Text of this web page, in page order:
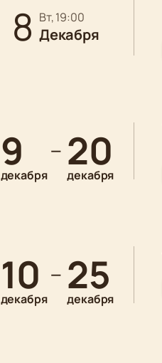
8 вт, 19:00
Декабря
9
декабря
— 20
декабря
10
декабря
— 25
декабря